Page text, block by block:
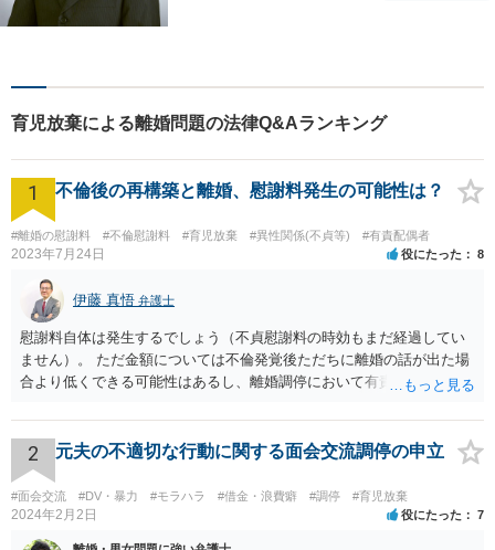
可】【女性弁護士在籍】
育児放棄による離婚問題の法律Q&Aランキング
1 不倫後の再構築と離婚、慰謝料発生の可能性は？
#離婚の慰謝料 #不倫慰謝料 #育児放棄 #異性関係(不貞等) #有責配偶者
2023年7月24日 役にたった 8
伊藤 真悟 弁護士
慰謝料自体は発生するでしょう（不貞慰謝料の時効もまだ経過してい
ません）。 ただ金額については不倫発覚後ただちに離婚の話が出た場
合より低くできる可能性はあるし、離婚調停において有責配偶者の主
主張は考えられます。 養育費なども含めて一度弁護士に相談すること
を勧めます。
2 元夫の不適切な行動に関する面会交流調停の申立
#面会交流 #DV・暴力 #モラハラ #借金・浪費癖 #調停 #育児放棄
2024年2月2日 役にたった 7